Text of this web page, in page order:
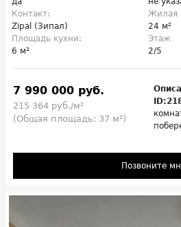
Контакт:
Zipal (Зипал)
Жилая
24 м²
Площадь кухни:
6 м²
Этаж
2/5
7 990 000 руб.
215 364 руб./м²
(Общая площадь: 37 м²)
Позвоните